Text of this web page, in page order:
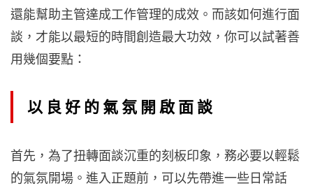
還能幫助主管達成工作管理的成效。而該如何進行面
談，才能以最短的時間創造最大功效，你可以試著善
用幾個要點：
以良好的氣氛開啟面談
首先，為了扭轉面談沉重的刻板印象，務必要以輕鬆
的氣氛開場。進入正題前，可以先帶進一些日常話